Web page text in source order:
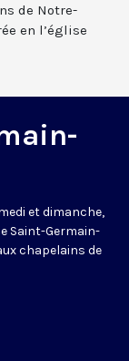
de Notre-
en l’église
et dimanche,
Saint-Germain-
chapelains de